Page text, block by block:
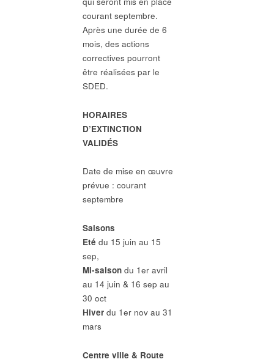
courant septembre.
Après une durée de 6
mois, des actions
correctives pourront
être réalisées par le
SDED.
HORAIRES
D’EXTINCTION
VALIDÉS
Date de mise en œuvre
prévue : courant
septembre
Saisons
Eté du 15 juin au 15
sep,
Mi-saisondu 1er avril
au 14 juin & 16 sep au
30 oct
Hiver du 1er nov au 31
mars
Centre ville & Route